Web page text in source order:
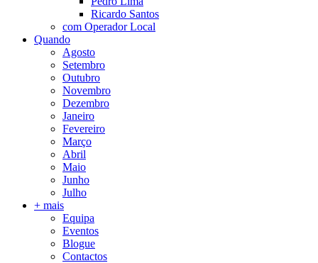
Ricardo Santos
com Operador Local
Quando
Agosto
Setembro
Outubro
Novembro
Dezembro
Janeiro
Fevereiro
Março
Abril
Maio
Junho
Julho
+ mais
Equipa
Eventos
Blogue
Contactos